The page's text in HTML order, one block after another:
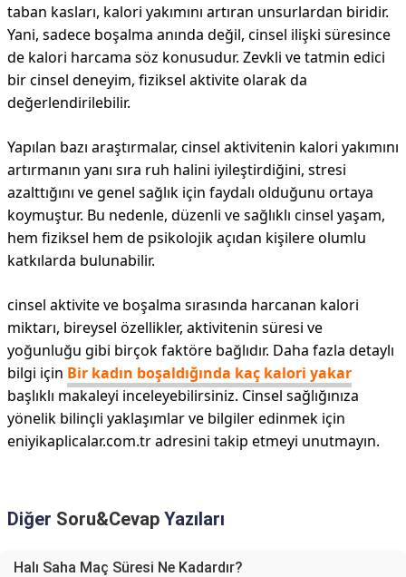
taban kasları, kalori yakımını artıran unsurlardan biridir.
Yani, sadece boşalma anında değil, cinsel ilişki süresince
de kalori harcama söz konusudur. Zevkli ve tatmin edici
bir cinsel deneyim, fiziksel aktivite olarak da
değerlendirilebilir.
Yapılan bazı araştırmalar, cinsel aktivitenin kalori yakımını
artırmanın yanı sıra ruh halini iyileştirdiğini, stresi
azalttığını ve genel sağlık için faydalı olduğunu ortaya
koymuştur. Bu nedenle, düzenli ve sağlıklı cinsel yaşam,
hem fiziksel hem de psikolojik açıdan kişilere olumlu
katkılarda bulunabilir.
cinsel aktivite ve boşalma sırasında harcanan kalori
miktarı, bireysel özellikler, aktivitenin süresi ve
yoğunluğu gibi birçok faktöre bağlıdır. Daha fazla detaylı
bilgi için Bir kadın boşaldığında kaç kalori yakar
başlıklı makaleyi inceleyebilirsiniz. Cinsel sağlığınıza
yönelik bilinçli yaklaşımlar ve bilgiler edinmek için
eniyikaplicalar.com.tr adresini takip etmeyi unutmayın.
Diğer Soru&Cevap Yazıları
Halı Saha Maç Süresi Ne Kadardır?